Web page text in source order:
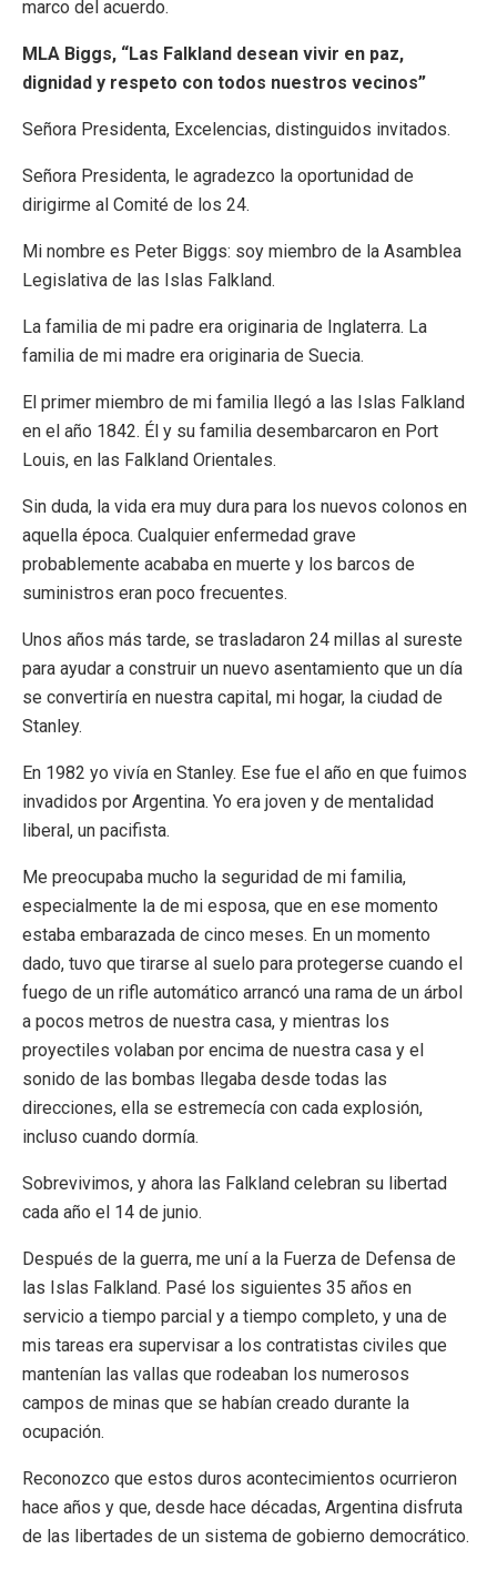
marco del acuerdo.
MLA Biggs, “Las Falkland desean vivir en paz,
dignidad y respeto con todos nuestros vecinos”
Señora Presidenta, Excelencias, distinguidos invitados.
Señora Presidenta, le agradezco la oportunidad de
dirigirme al Comité de los 24.
Mi nombre es Peter Biggs: soy miembro de la Asamblea
Legislativa de las Islas Falkland.
La familia de mi padre era originaria de Inglaterra. La
familia de mi madre era originaria de Suecia.
El primer miembro de mi familia llegó a las Islas Falkland
en el año 1842. Él y su familia desembarcaron en Port
Louis, en las Falkland Orientales.
Sin duda, la vida era muy dura para los nuevos colonos en
aquella época. Cualquier enfermedad grave
probablemente acababa en muerte y los barcos de
suministros eran poco frecuentes.
Unos años más tarde, se trasladaron 24 millas al sureste
para ayudar a construir un nuevo asentamiento que un día
se convertiría en nuestra capital, mi hogar, la ciudad de
Stanley.
En 1982 yo vivía en Stanley. Ese fue el año en que fuimos
invadidos por Argentina. Yo era joven y de mentalidad
liberal, un pacifista.
Me preocupaba mucho la seguridad de mi familia,
especialmente la de mi esposa, que en ese momento
estaba embarazada de cinco meses. En un momento
dado, tuvo que tirarse al suelo para protegerse cuando el
fuego de un rifle automático arrancó una rama de un árbol
a pocos metros de nuestra casa, y mientras los
proyectiles volaban por encima de nuestra casa y el
sonido de las bombas llegaba desde todas las
direcciones, ella se estremecía con cada explosión,
incluso cuando dormía.
Sobrevivimos, y ahora las Falkland celebran su libertad
cada año el 14 de junio.
Después de la guerra, me uní a la Fuerza de Defensa de
las Islas Falkland. Pasé los siguientes 35 años en
servicio a tiempo parcial y a tiempo completo, y una de
mis tareas era supervisar a los contratistas civiles que
mantenían las vallas que rodeaban los numerosos
campos de minas que se habían creado durante la
ocupación.
Reconozco que estos duros acontecimientos ocurrieron
hace años y que, desde hace décadas, Argentina disfruta
de las libertades de un sistema de gobierno democrático.